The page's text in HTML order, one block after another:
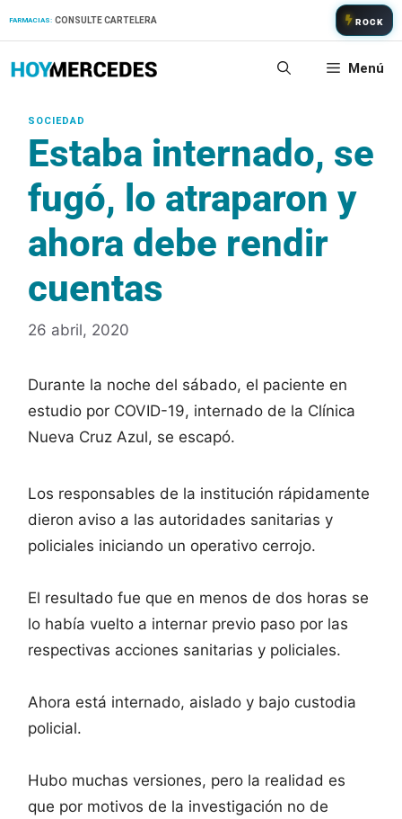
FARMACIAS: CONSULTE CARTELERA ROCK
Menú
Estaba internado, se
fugó, lo atraparon y
ahora debe rendir
cuentas
26 abril, 2020
Durante la noche del sábado, el paciente en
estudio por COVID-19, internado de la Clínica
Nueva Cruz Azul, se escapó.
Los responsables de la institución rápidamente
dieron aviso a las autoridades sanitarias y
policiales iniciando un operativo cerrojo.
El resultado fue que en menos de dos horas se
lo había vuelto a internar previo paso por las
respectivas acciones sanitarias y policiales.
Ahora está internado, aislado y bajo custodia
policial.
Hubo muchas versiones, pero la realidad es
que por motivos de la investigación no de